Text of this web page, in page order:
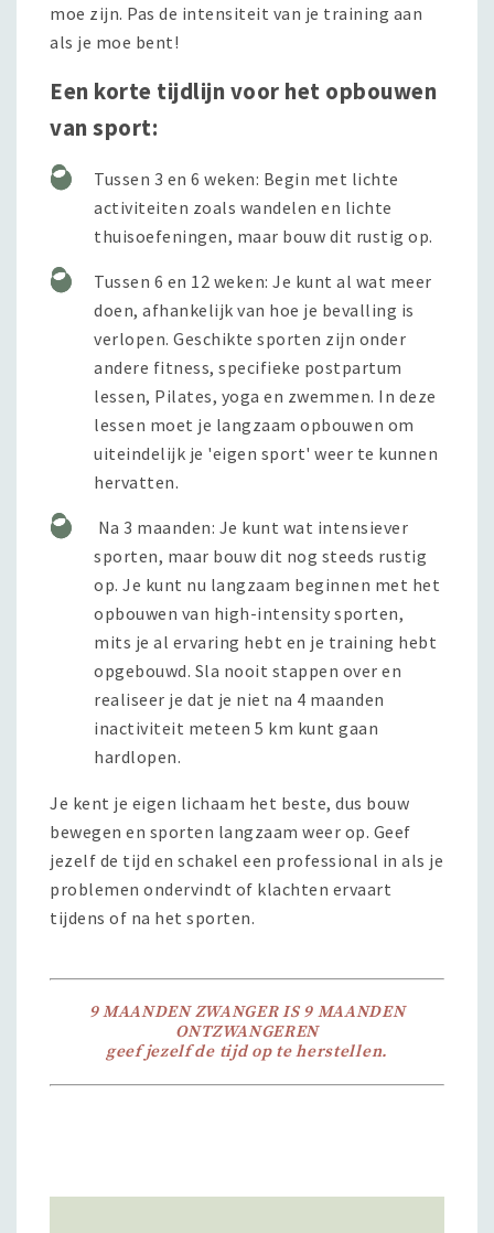
moe zijn. Pas de intensiteit van je training aan
als je moe bent!
Een korte tijdlijn voor het opbouwen
van sport:
Tussen 3 en 6 weken: Begin met lichte
activiteiten zoals wandelen en lichte
thuisoefeningen, maar bouw dit rustig op.
Tussen 6 en 12 weken: Je kunt al wat meer
doen, afhankelijk van hoe je bevalling is
verlopen. Geschikte sporten zijn onder
andere fitness, specifieke postpartum
lessen, Pilates, yoga en zwemmen. In deze
lessen moet je langzaam opbouwen om
uiteindelijk je 'eigen sport' weer te kunnen
hervatten.
Na 3 maanden: Je kunt wat intensiever
sporten, maar bouw dit nog steeds rustig
op. Je kunt nu langzaam beginnen met het
opbouwen van high-intensity sporten,
mits je al ervaring hebt en je training hebt
opgebouwd. Sla nooit stappen over en
realiseer je dat je niet na 4 maanden
inactiviteit meteen 5 km kunt gaan
hardlopen.
Je kent je eigen lichaam het beste, dus bouw
bewegen en sporten langzaam weer op. Geef
jezelf de tijd en schakel een professional in als je
problemen ondervindt of klachten ervaart
tijdens of na het sporten.
9 MAANDEN ZWANGER IS 9 MAANDEN
ONTZWANGEREN
geef jezelf de tijd op te herstellen.